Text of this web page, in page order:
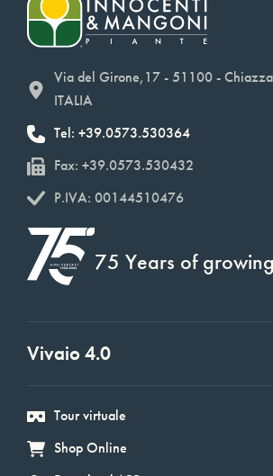
Via del Girone,17 - 51100 -
ITALIA
Tel: +39.0573.530364
Fax: +39.0573.530432
P.IVA: 00144510476
75 Years of
Vivaio 4.0
Tour virtuale
Shop Online